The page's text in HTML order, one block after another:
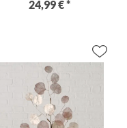
24,99 € *